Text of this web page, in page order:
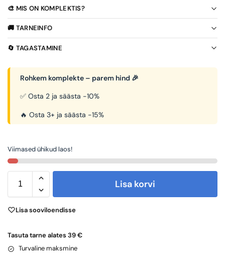
🎨 MIS ON KOMPLEKTIS?
🚚 TARNEINFO
🔄 TAGASTAMINE
Rohkem komplekte – parem hind 🎉
✅ Osta 2 ja säästa -10%
🔥 Osta 3+ ja säästa -15%
Viimased ühikud laos!
Lisa korvi
Lisa sooviloendisse
Tasuta tarne alates 39 €
Turvaline maksmine